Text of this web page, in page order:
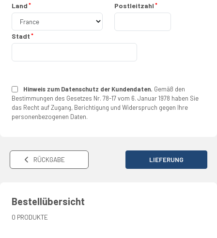
Land Postleitzahl
Stadt
Hinweis zum Datenschutz der Kundendaten. Gemäß den
Bestimmungen des Gesetzes Nr. 78-17 vom 6. Januar 1978 haben Sie
das Recht auf Zugang, Berichtigung und Widerspruch gegen Ihre
personenbezogenen Daten.
RÜCKGABE LIEFERUNG
Bestellübersicht
0 PRODUKTE